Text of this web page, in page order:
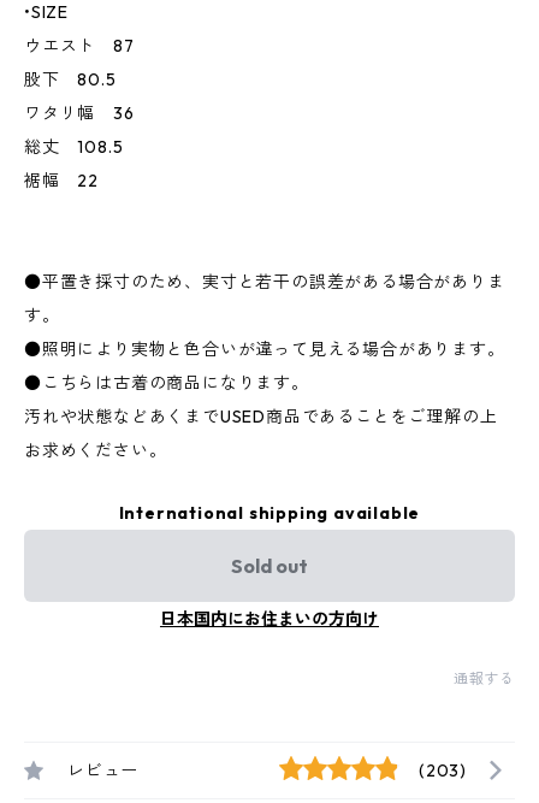
•SIZE
ウエスト 87
股下 80.5
ワタリ幅 36
総丈 108.5
裾幅 22
●平置き採寸のため、実寸と若干の誤差がある場合がありま
す。
●照明により実物と色合いが違って見える場合があります。
●こちらは古着の商品になります。
汚れや状態などあくまでUSED商品であることをご理解の上
お求めください。
International shipping available
Sold out
日本国内にお住まいの方向け
通報する
レビュー (203)